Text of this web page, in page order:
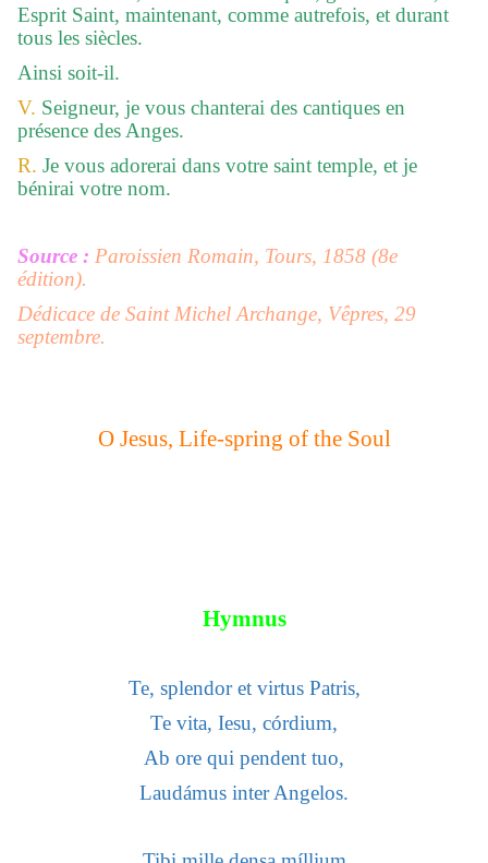
Esprit Saint, maintenant, comme autrefois, et durant
tous les siècles.
Ainsi soit-il.
V. Seigneur, je vous chanterai des cantiques en
présence des Anges.
R. Je vous adorerai dans votre saint temple, et je
bénirai votre nom.
Source : Paroissien Romain, Tours, 1858 (8e
édition).
Dédicace de Saint Michel Archange, Vêpres, 29
septembre.
O Jesus, Life-spring of the Soul
Hymnus
Te, splendor et virtus Patris,
Te vita, Iesu, córdium,
Ab ore qui pendent tuo,
Laudámus inter Angelos.